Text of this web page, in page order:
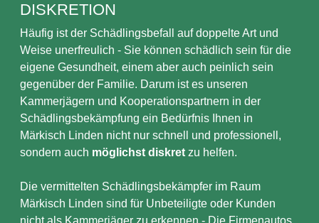
DISKRETION
Häufig ist der Schädlingsbefall auf doppelte Art und
Weise unerfreulich - Sie können schädlich sein für die
eigene Gesundheit, einem aber auch peinlich sein
gegenüber der Familie. Darum ist es unseren
Kammerjägern und Kooperationspartnern in der
Schädlingsbekämpfung ein Bedürfnis Ihnen in
Märkisch Linden nicht nur schnell und professionell,
sondern auch möglichst diskret zu helfen.
Die vermittelten Schädlingsbekämpfer im Raum
Märkisch Linden sind für Unbeteiligte oder Kunden
nicht als Kammerjäger zu erkennen - Die Firmenautos